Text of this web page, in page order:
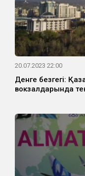
20.07.2023 22:00
Денге безгегі:
вокзалдарында